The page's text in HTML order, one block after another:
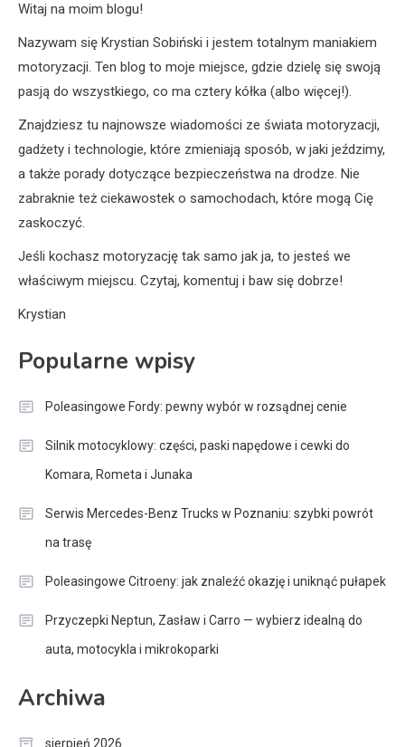
Witaj na moim blogu!
Nazywam się Krystian Sobiński i jestem totalnym maniakiem
motoryzacji. Ten blog to moje miejsce, gdzie dzielę się swoją
pasją do wszystkiego, co ma cztery kółka (albo więcej!).
Znajdziesz tu najnowsze wiadomości ze świata motoryzacji,
gadżety i technologie, które zmieniają sposób, w jaki jeździmy,
a także porady dotyczące bezpieczeństwa na drodze. Nie
zabraknie też ciekawostek o samochodach, które mogą Cię
zaskoczyć.
Jeśli kochasz motoryzację tak samo jak ja, to jesteś we
właściwym miejscu. Czytaj, komentuj i baw się dobrze!
Krystian
Popularne wpisy
Poleasingowe Fordy: pewny wybór w rozsądnej cenie
Silnik motocyklowy: części, paski napędowe i cewki do
Komara, Rometa i Junaka
Serwis Mercedes-Benz Trucks w Poznaniu: szybki powrót
na trasę
Poleasingowe Citroeny: jak znaleźć okazję i uniknąć pułapek
Przyczepki Neptun, Zasław i Carro — wybierz idealną do
auta, motocykla i mikrokoparki
Archiwa
sierpień 2026